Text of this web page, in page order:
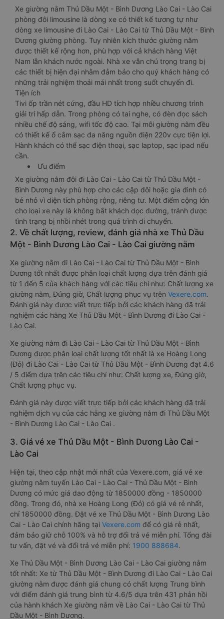
Xe giường nằm Thủ Dầu Một - Bình Dương Lào Cai - Lào Cai
phòng đôi limousine là dòng xe có thiết kế tương tự như
dòng xe limousine đi Lào Cai - Lào Cai từ Thủ Dầu Một - Bình
Dương giường phòng. Tuy nhiên kích thước giường nằm
được thiết kế rộng hơn, phù hợp với cả khách hàng Việt
Nam lẫn khách nước ngoài. Nhà xe vẫn chú trọng trang bị
các thiết bị hiện đại nhằm đảm bảo cho quý khách hàng có
những trải nghiệm thoải mái nhất trong suốt chuyến đi.
Tiện ích
Tivi ốp trần nét cứng, đầu HD tích hợp nhiều chương trình
giải trí hấp dẫn. Trong phòng có tai nghe, có đèn đọc sách
nhiều chế độ sáng, wifi tốc độ cao. Tại mỗi giường nằm đều
có thiết kế ổ cắm sạc đa năng nguồn điện 220v cực tiện lợi.
Hành khách có thể sạc điện thoại, sạc laptop, sạc ipad nếu
cần.
Ưu điểm
Xe giường nằm đôi đi Lào Cai - Lào Cai từ Thủ Dầu Một -
Bình Dương này phù hợp cho các cặp đôi hoặc gia đình có
bé nhỏ vì diện tích phòng rộng, riêng tư. Một điểm cộng lớn
cho loại xe này là không bắt khách dọc đường, tránh được
tình trạng bị nhồi nhét trong quá trình di chuyển.
2. Về chất lượng, review, đánh giá nhà xe Thủ Dầu
Một - Bình Dương Lào Cai - Lào Cai giường nằm
Xe giường nằm đi Lào Cai - Lào Cai từ Thủ Dầu Một - Bình
Dương tốt nhất được phân loại chất lượng dựa trên đánh giá
từ 1 đến 5 của khách hàng với các tiêu chí như: Chất lượng xe
giường nằm, Đúng giờ, Chất lượng phục vụ trên Vexere.com.
Đánh giá này được viết trực tiếp bởi các khách hàng đã trải
nghiệm các hãng Xe Thủ Dầu Một - Bình Dương đi Lào Cai -
Lào Cai.
Xe giường nằm đi Lào Cai - Lào Cai từ Thủ Dầu Một - Bình
Dương được phân loại chất lượng tốt nhất là xe Hoàng Long
(Đỏ) đi Lào Cai - Lào Cai từ Thủ Dầu Một - Bình Dương đạt 4.6
/ 5 điểm dựa trên các tiêu chí như: Chất lượng xe, Đúng giờ,
Chất lượng phục vụ.
Đánh giá này được viết trực tiếp bởi các khách hàng đã trải
nghiệm dịch vụ của các hãng xe giường nằm đi Thủ Dầu Một
- Bình Dương Lào Cai - Lào Cai .
3. Giá vé xe Thủ Dầu Một - Bình Dương Lào Cai -
Lào Cai
Hiện tại, theo cập nhật mới nhất của Vexere.com, giá vé xe
giường nằm tuyến Lào Cai - Lào Cai - Thủ Dầu Một - Bình
Dương có mức giá dao động từ 1850000 đồng - 1850000
đồng. Trong đó, nhà xe Hoàng Long (Đỏ) có giá vé rẻ nhất,
chỉ 1850000 đồng. Đặt vé xe Thủ Dầu Một - Bình Dương Lào
Cai - Lào Cai chính hãng tại Vexere.com để có giá rẻ nhất,
đảm bảo giữ chỗ 100% và hỗ trợ đổi trả vé miễn phí. Tổng đài
tư vấn, đặt vé và đổi trả vé miễn phí: 1900 888684.
Xe Thủ Dầu Một - Bình Dương Lào Cai - Lào Cai giường nằm
tốt nhất: Xe từ Thủ Dầu Một - Bình Dương đi Lào Cai - Lào Cai
giường nằm được đánh giá chung có chất lượng Trung bình
với điểm đánh giá trung bình từ 4.6/5 dựa trên 431 phản hồi
của hành khách Xe giường nằm về Lào Cai - Lào Cai từ Thủ
Dầu Một - Bình Dương.